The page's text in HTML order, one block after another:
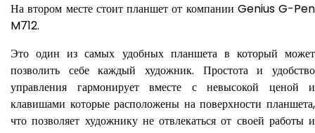
На втором месте стоит планшет от компании Genius G-Pen
M712.
Это один из самых удобных планшета в который может
позволить себе каждый художник. Простота и удобство
управления гармонирует вместе с невысокой ценой и
клавишами которые расположены на поверхности планшета,
что позволяет художнику не отвлекаться от своей работы и